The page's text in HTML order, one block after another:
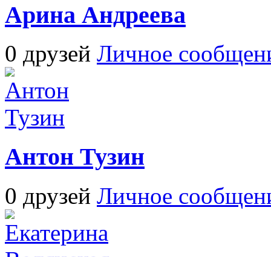
Арина Андреева
0 друзей Личное
Антон Тузин
0 друзей Личное